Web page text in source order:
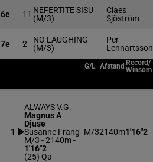
6e 11 NEFERTITE SISU
(M/3)
Claes
Sjöström
7e 2
NO LAUGHING
(M/3)
Per
Lennartsson
G/L Afstand Record/
Winsom
1
ALWAYS V.G.
Magnus A
Djuse-
Susanne Frang
M/3 - 2140m-
1'16"2
(25) Qa
M/32140m1'16"2